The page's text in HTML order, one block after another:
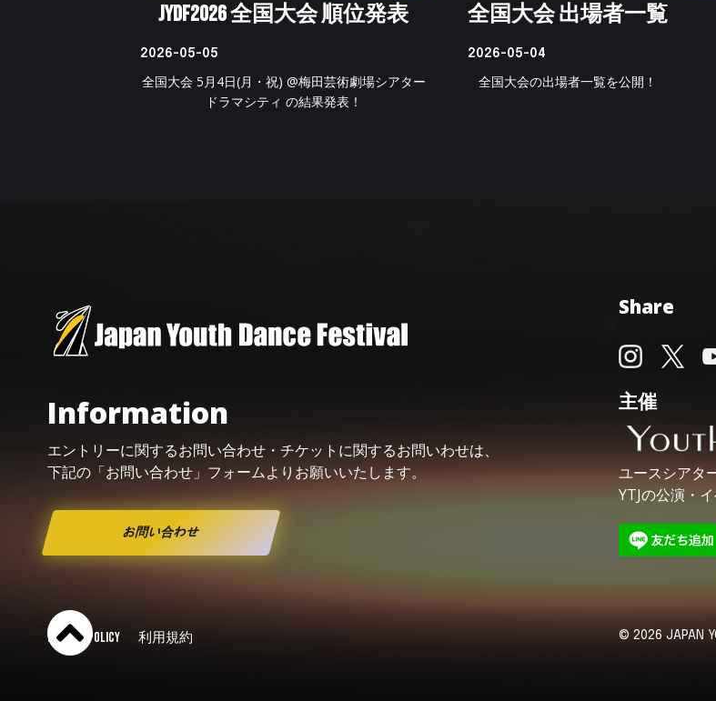
JYDF2026 全国大会 順位発表
2026-05-05
全国大会 5月4日(月・祝) @梅田芸術劇場シアター
ドラマシティ の結果発表！
全国大会 出場者一覧
2026-05-04
全国大会の出場者一覧を公開！
Information
エントリーに関するお問い合わせ・ チケット に関するお問いわせは、
下記の「お問い合わせ」フォームよりお願いいたします。
お問い合わせ
Share
主催
ユースシアタ
YTJの公演・
PRIVACY POLICY 利用規約 © 2026 JAPAN